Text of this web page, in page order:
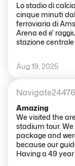
Lo stadio di
cinque minuti
ferroviaria di
Arena ed e'
stazione
sul sito oppure
totem presente
comodo e veloce.
guidato: foto,
fotografie
campo,
stampa, museo
finire lo store in
fare shopping.
anche i servizi
negozi e vari
Aug 19, 2025
Amazing
We visited the
stadium tour.
package and
because our
Having a 49